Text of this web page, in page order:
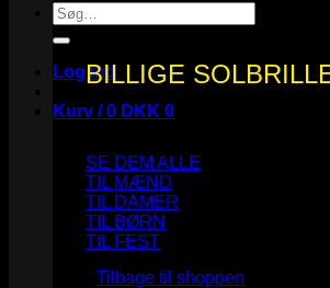
Søg
efter:
Log ind
Kurv /0 DKK 0
Ingen varer i kurven.
Tilbage til shoppen
BILLIGE
SE DEM ALLE
TIL MÆND
TIL DAMER
TIL BØRN
TIL FEST